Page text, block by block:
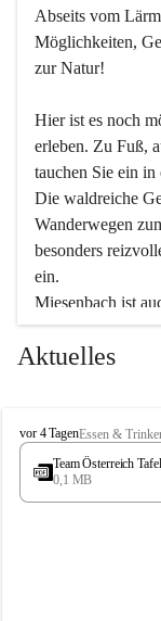
Abseits vom
Möglichkeiten,
zur Natur!
Hier ist es noch
erleben. Zu Fuß,
tauchen Sie ein
Die waldreiche
Wanderwegen
besonders
ein.
Miesenbach ist
Eisstockschießen
wunderschöne
vielfältige
Überzeugen Sie
in den
Wir kennen
Tradition und
Aktuelles
M
i
s
vor 4 TagenEssen &
Team Österreich
0,1 MB